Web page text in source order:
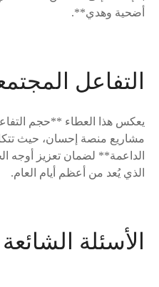
أضحية وهدي**.
التفاعل
يعكس هذا العطاء **حجم
مشاريع منصة إحسان، حيث
الداعمة** لضمان تعزيز
الذي يُعد من أعظم أيام العام.
الأسئلة الشائعة